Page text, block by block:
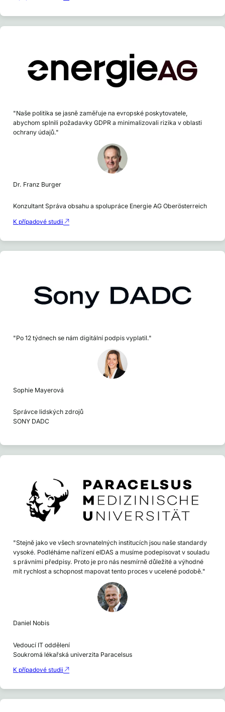
"Naše politika se jasně zaměřuje na evropské poskytovatele,
abychom splnili požadavky GDPR a minimalizovali rizika v oblasti
ochrany údajů."
Dr. Franz Burger
Konzultant Správa obsahu a spolupráce Energie AG Oberösterreich
K případové studii
"Po 12 týdnech se nám digitální podpis vyplatil."
Sophie Mayerová
Správce lidských zdrojů
SONY DADC
"Stejně jako ve všech srovnatelných institucích jsou naše standardy
vysoké. Podléháme nařízení eIDAS a musíme podepisovat v souladu
s právními předpisy. Proto je pro nás nesmírně důležité a výhodné
mít rychlost a schopnost mapovat tento proces v ucelené podobě."
Daniel Nobis
Vedoucí IT oddělení
Soukromá lékařská univerzita Paracelsus
K případové studii